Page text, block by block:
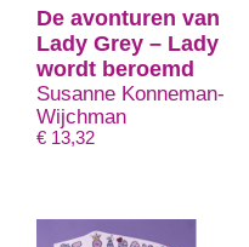
De avonturen van
Lady Grey – Lady
wordt beroemd
Susanne Konneman-
Wijchman
€ 13,32